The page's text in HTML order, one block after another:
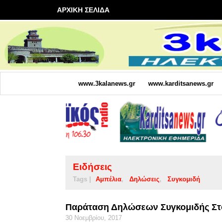
ΑΡΧΙΚΗ ΣΕΛΙΔΑ
www.3kalanews.gr www.karditsanews.gr
Ειδήσεις
Tags | Αμπέλια Δηλώσεις Συγκομιδή
Παράταση Δηλώσεων Συγκομιδής
30 Νοεμβρίου, 2017